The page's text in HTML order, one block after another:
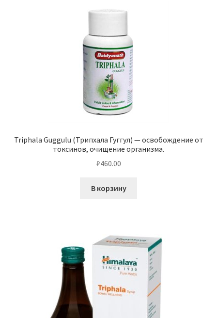
Triphala Guggulu (Трипхала Гуггул) — освобождение от
токсинов, очищение организма.
₽460.00
В корзину